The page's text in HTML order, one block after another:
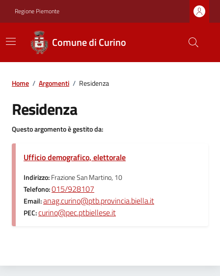
Regione Piemonte
Comune di Curino
Home / Argomenti / Residenza
Residenza
Questo argomento è gestito da:
Ufficio demografico, elettorale
Indirizzo:Frazione San Martino, 10
Telefono:015/928107
Email:anag.curino@ptb.provincia.biella.it
PEC:curino@pec.ptbiellese.it